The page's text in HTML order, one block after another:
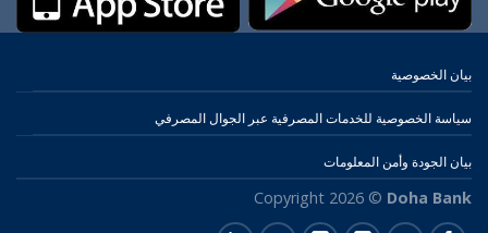
بيان الخصوصية
سياسة الخصوصية للخدمات المصرفية عبر الجوال المصرفي
بيان الجودة وأمن المعلومات
Copyright 2026 © Doha Bank